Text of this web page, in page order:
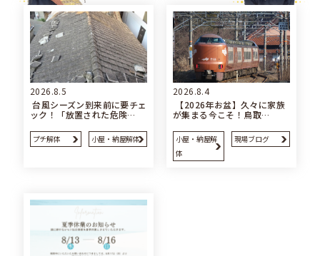
2026.8.5
台風シーズン到来前に要チェ
ック！「放置された危険…
プチ解体 小屋・納屋解体
2026.8.4
【2026年お盆】久々に家族
が集まる今こそ！鳥取…
小屋・納屋解
体
現場ブログ